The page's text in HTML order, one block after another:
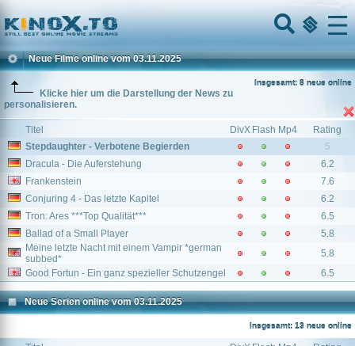
Home
Menu
Neue Filme online vom 03.11.2025
Insgesamt: 8 neue online
Klicke hier um die Darstellung der News zu
personalisieren.
Titel DivX Flash Mp4
Rating
Stepdaughter - Verbotene Begierden
5
Dracula - Die Auferstehung
6.2
Frankenstein
7.6
Conjuring 4 - Das letzte Kapitel
6.2
Tron: Ares ***Top Qualität***
6.5
Ballad of a Small Player
5.8
Meine letzte Nacht mit einem Vampir *german
subbed*
5.8
Good Fortun - Ein ganz spezieller Schutzengel
6.5
Neue Serien online vom 03.11.2025
Insgesamt: 13 neue online